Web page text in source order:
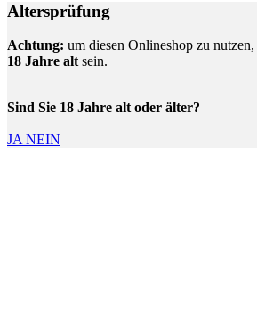
Altersprüfung
Achtung: um diesen Onlineshop zu nutzen,
18 Jahre alt sein.
Sind Sie 18 Jahre alt oder älter?
JA NEIN